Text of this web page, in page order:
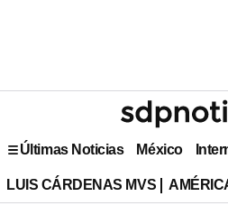
Últimas Noticias México
LUIS CÁRDENAS MVS